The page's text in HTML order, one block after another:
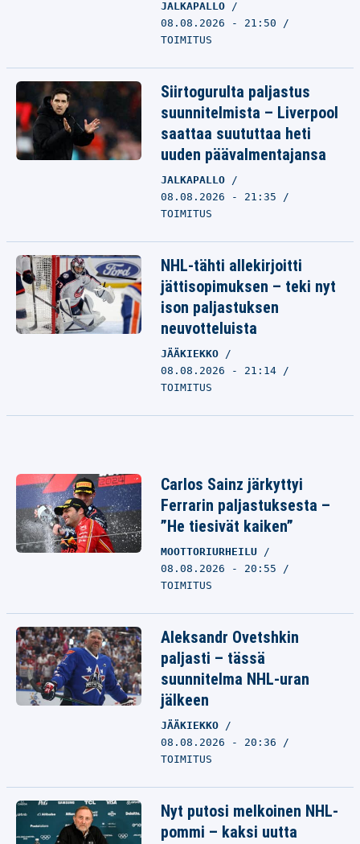
JALKAPALLO
08.08.2026 - 21:50
TOIMITUS
Siirtogurulta paljastus
suunnitelmista – Liverpool
saattaa suututtaa heti
uuden päävalmentajansa
JALKAPALLO
08.08.2026 - 21:35
TOIMITUS
NHL-tähti allekirjoitti
jättisopimuksen – teki nyt
ison paljastuksen
neuvotteluista
JÄÄKIEKKO
08.08.2026 - 21:14
TOIMITUS
Carlos Sainz järkyttyi
Ferrarin paljastuksesta –
”He tiesivät kaiken”
MOOTTORIURHEILU
08.08.2026 - 20:55
TOIMITUS
Aleksandr Ovetshkin
paljasti – tässä
suunnitelma NHL-uran
jälkeen
JÄÄKIEKKO
08.08.2026 - 20:36
TOIMITUS
Nyt putosi melkoinen NHL-
pommi – kaksi uutta